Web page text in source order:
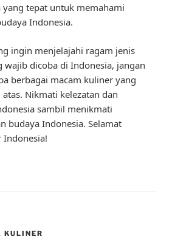
yang tepat untuk memahami
Indonesia.
ingin menjelajahi ragam jenis
wajib dicoba di Indonesia, jangan
berbagai macam kuliner yang
Nikmati kelezatan dan
sambil menikmati
budaya Indonesia. Selamat
Indonesia!
KULINER